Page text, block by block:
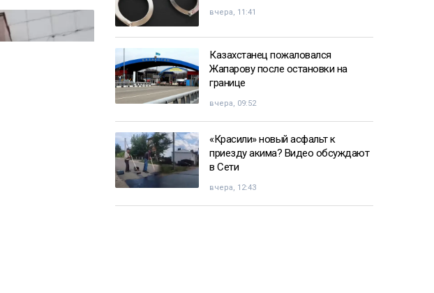
вчера, 11:41
Казахстанец пожаловался
Жапарову после остановки на
границе
вчера, 09:52
«Красили» новый асфальт к
приезду акима? Видео обсуждают
в Сети
вчера, 12:43